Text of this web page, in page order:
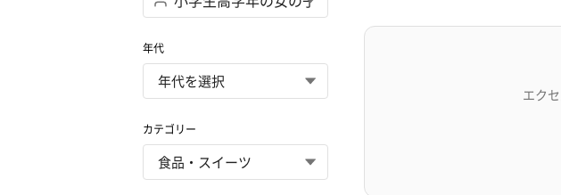
年代
カテゴリー
エク